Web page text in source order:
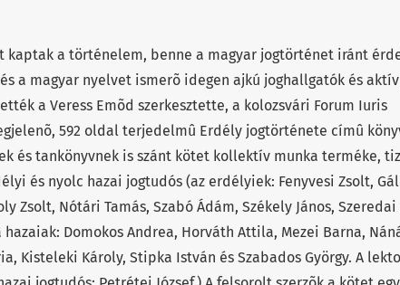
kaptak a történelem, benne a magyar jogtörténet iránt
a magyar nyelvet ismerõ idegen ajkú joghallgatók és aktív
a Veress Emõd szerkesztette, a kolozsvári Forum Iuris
592 oldal terjedelmû Erdély jogtörténete címû
és tankönyvnek is szánt kötet kollektív munka terméke,
és nyolc hazai jogtudós (az erdélyiek: Fenyvesi Zsolt,
Zsolt, Nótári Tamás, Szabó Ádám, Székely János,
hazaiak: Domokos Andrea, Horváth Attila, Mezei Barna,
Kisteleki Károly, Stipka István és Szabados György. A